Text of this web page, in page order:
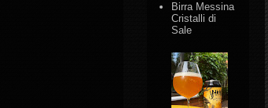
Birra Messina
Cristalli di
Sale